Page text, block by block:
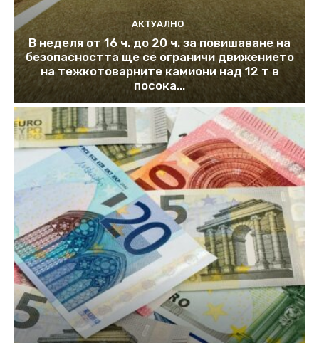
АКТУАЛНО
В неделя от 16 ч. до 20 ч. за повишаване на
безопасността ще се ограничи движението
на тежкотоварните камиони над 12 т в
посока...